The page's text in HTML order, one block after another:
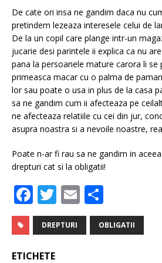
De cate ori insa ne gandim daca nu
pretindem lezeaza interesele celui de
De la un copil care plange intr-un
jucarie desi parintele ii explica ca nu
pana la persoanele mature carora li se
primeasca macar cu o palma de
lor sau poate o usa in plus de la casa
sa ne gandim cum ii afecteaza pe
ne afecteaza relatiile cu cei din jur,
asupra noastra si a nevoile noastre,
Poate n-ar fi rau sa ne gandim in
drepturi cat si la obligatii!
F
a
c
e
T
w
it
E
m
ai
ar
ta
DREPTURI OBLIGATII
ETICHETE